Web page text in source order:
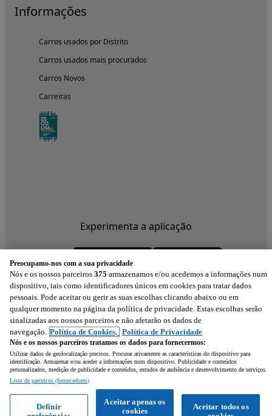
Informações
Carros usados por Distrito
Carros usados mais procurados
Carros Novos
Carreiras
Experimenta a aplicação
Preocupamo-nos com a sua privacidade
Nós e os nossos parceiros 375 armazenamos e/ou acedemos a informações num
dispositivo, tais como identificadores únicos em cookies para tratar dados
pessoais. Pode aceitar ou gerir as suas escolhas clicando abaixo ou em
qualquer momento na página da política de privacidade. Estas escolhas serão
sinalizadas aos nossos parceiros e não afetarão os dados de
navegação. Política de Cookies, Política de Privacidade
Nós e os nossos parceiros tratamos os dados para fornecermos:
Utilizar dados de geolocalização precisos. Procurar ativamente as características do dispositivo para
identificação. Armazenar e/ou aceder a informações num dispositivo. Publicidade e conteúdos
personalizados, medição de publicidade e conteúdos, estudos de audiência e desenvolvimento de serviços.
Lista de parceiros (fornecedores)
Aceitar todos os
Aceitar apenas os
cookies
Definir